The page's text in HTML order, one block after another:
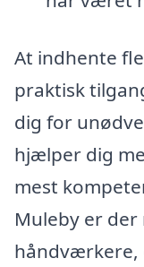
At indhente
praktisk
dig for
hjælper dig
mest
Muleby er
håndværkere,